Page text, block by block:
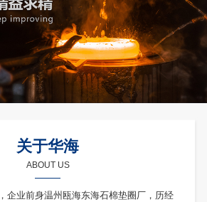
关于华海
ABOUT US
企业前身温州瓯海东海石棉垫圈厂，历经